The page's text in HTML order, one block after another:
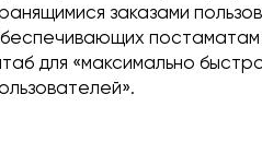
заказами
постаматам
для «максимально